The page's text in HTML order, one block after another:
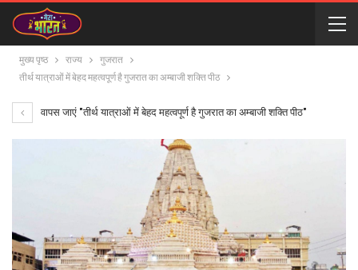
मुख्य पृष्ठ राज्य
गुजरात
तीर्थ यात्राओं में बेहद महत्वपूर्ण है गुजरात का अम्बाजी शक्ति पीठ
वापस जाएं "तीर्थ यात्राओं में बेहद महत्वपूर्ण है गुजरात का अम्बाजी शक्ति पीठ"